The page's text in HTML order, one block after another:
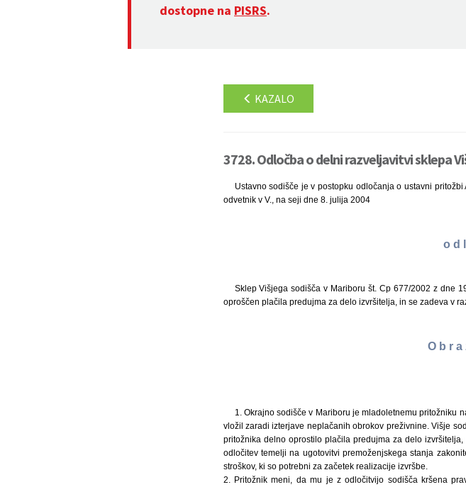
dostopne na PISRS.
KAZALO
3728. Odločba o delni razveljavitvi sklepa
Ustavno sodišče je v postopku odločanja o ustavni
odvetnik v V., na seji dne 8. julija 2004
o d
Sklep Višjega sodišča v Mariboru št. Cp 677/2002 z dne
oproščen plačila predujma za delo izvršitelja, in se zadeva v
O b r a
1. Okrajno sodišče v Mariboru je mladoletnemu pritožniku
vložil zaradi izterjave neplačanih obrokov preživnine. Višje
pritožnika delno oprostilo plačila predujma za delo
odločitev temelji na ugotovitvi premoženjskega stanja
stroškov, ki so potrebni za začetek realizacije izvršbe.
2. Pritožnik meni, da mu je z odločitvijo sodišča kršena